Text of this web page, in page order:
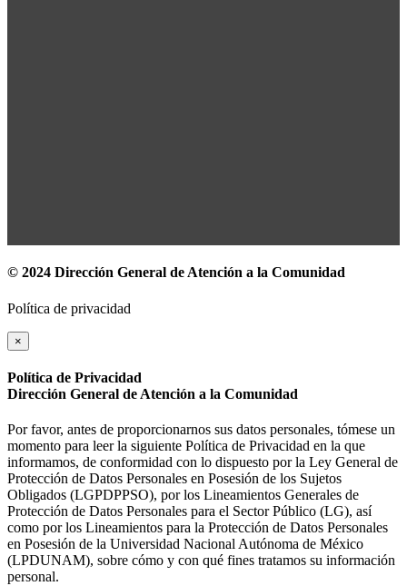
© 2024 Dirección General de Atención a la Comunidad
Política de privacidad
×
Política de Privacidad
Dirección General de Atención a la Comunidad
Por favor, antes de proporcionarnos sus datos personales, tómese un
momento para leer la siguiente Política de Privacidad en la que
informamos, de conformidad con lo dispuesto por la Ley General de
Protección de Datos Personales en Posesión de los Sujetos
Obligados (LGPDPPSO), por los Lineamientos Generales de
Protección de Datos Personales para el Sector Público (LG), así
como por los Lineamientos para la Protección de Datos Personales
en Posesión de la Universidad Nacional Autónoma de México
(LPDUNAM), sobre cómo y con qué fines tratamos su información
personal.